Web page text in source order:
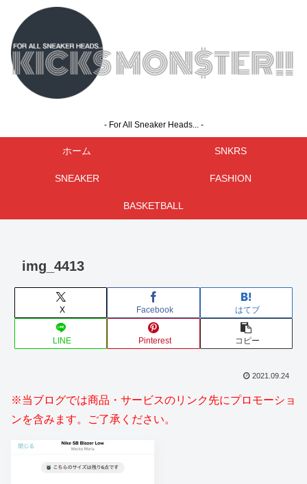
- For All Sneaker Heads... -
ホーム SNKRS
SNEAKER FASHION
BASKETBALL
img_4413
X Facebook はてブ
LINE Pinterest コピー
2021.09.24
※当ブログでは商品・サービスのリンク先にプロモーショ
ンを含みます。ご了承ください。